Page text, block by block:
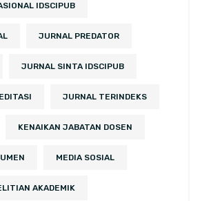
IDSCIPUB
JURNAL PREDATOR
JURNAL SINTA IDSCIPUB
JURNAL TERINDEKS
KENAIKAN JABATAN DOSEN
MEDIA SOSIAL
AKADEMIK